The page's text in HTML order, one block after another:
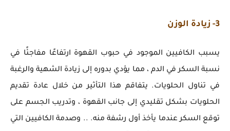
3- زيادة الوزن
يسبب الكافيين الموجود في حبوب القهوة ارتفاعًا مفاجئًا في
نسبة السكر في الدم ، مما يؤدي بدوره إلى زيادة الشهية والرغبة
في تناول الحلويات. يتفاقم هذا التأثير من خلال عادة تقديم
الحلويات بشكل تقليدي إلى جانب القهوة ، وتدريب الجسم على
توقع السكر عندما يأخذ أول رشفة منه. .. وصدمة الكافيين التي